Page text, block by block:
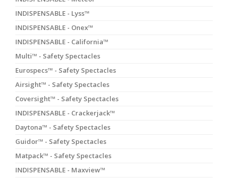
INDISPENSABLE - Lyss™
INDISPENSABLE - Onex™
INDISPENSABLE - California™
Multi™ - Safety Spectacles
Eurospecs™ - Safety Spectacles
Airsight™ - Safety Spectacles
Coversight™ - Safety Spectacles
INDISPENSABLE - Crackerjack™
Daytona™ - Safety Spectacles
Guidor™ - Safety Spectacles
Matpack™ - Safety Spectacles
INDISPENSABLE - Maxview™